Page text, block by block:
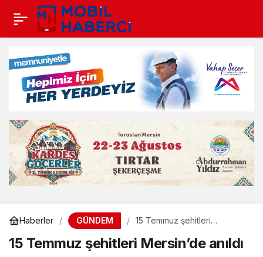
Haberler GÜNDEM
15 Temmuz şehitleri
15 Temmuz şehitleri Mersin’de anıldı